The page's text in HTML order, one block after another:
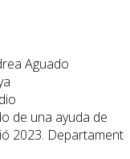
Aguado
de una ayuda de
2023. Departament